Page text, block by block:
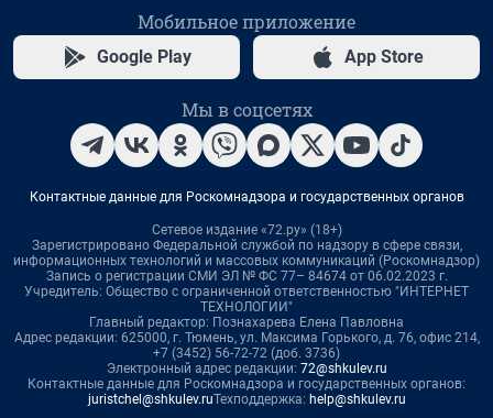
Мобильное приложение
Google Play App Store
Мы в соцсетях
Контактные данные для Роскомнадзора и государственных органов
Сетевое издание «72.ру» (18+)
Зарегистрировано Федеральной службой по надзору в сфере связи,
информационных технологий и массовых коммуникаций (Роскомнадзор)
Запись о регистрации СМИ ЭЛ № ФС 77– 84674 от 06.02.2023 г.
Учредитель: Общество с ограниченной ответственностью "ИНТЕРНЕТ
ТЕХНОЛОГИИ"
Главный редактор: Познахарева Елена Павловна
Адрес редакции: 625000, г. Тюмень, ул. Максима Горького, д. 76, офис 214,
+7 (3452) 56-72-72 (доб. 3736)
Электронный адрес редакции: 72@shkulev.ru
Контактные данные для Роскомнадзора и государственных органов:
juristchel@shkulev.ruТехподдержка: help@shkulev.ru